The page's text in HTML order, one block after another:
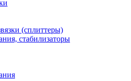
(сплиттеры)
стабилизаторы